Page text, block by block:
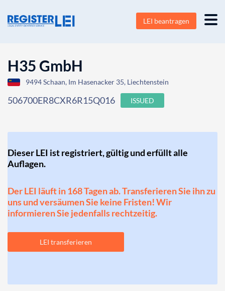
LEI beantragen
H35 GmbH
9494 Schaan, Im Hasenacker 35, Liechtenstein
506700ER8CXR6R15Q016 ISSUED
Dieser LEI ist registriert, gültig und erfüllt alle
Auflagen.
Der LEI läuft in 168 Tagen ab. Transferieren Sie ihn zu
uns und versäumen Sie keine Fristen! Wir
informieren Sie jedenfalls rechtzeitig.
LEI transferieren